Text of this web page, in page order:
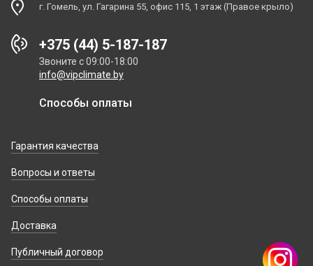
г. Гомель, ул. Гагарина 55, офис 115, 1 этаж (Правое крыло)
+375 (44) 5-187-187
Звоните с 09:00-18:00
info@vipclimate.by
Способы оплаты
Гарантия качества
Вопросы и ответы
Способы оплаты
Доставка
Публичный договор